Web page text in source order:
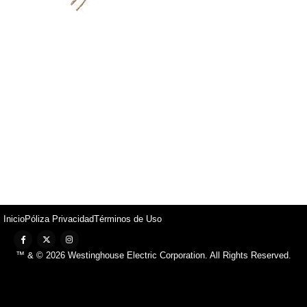
InicioPóliza PrivacidadTérminos de Uso
™ & © 2026 Westinghouse Electric Corporation. All Rights Reserved.